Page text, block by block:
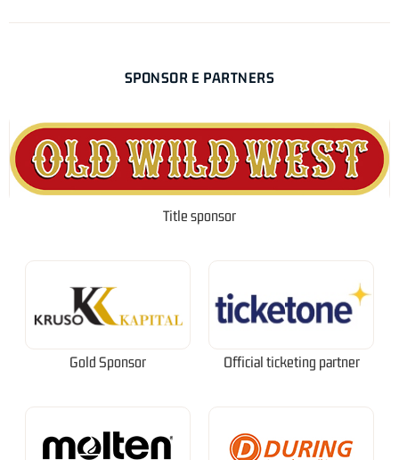
SPONSOR E PARTNERS
Title sponsor
Gold Sponsor Official ticketing partner